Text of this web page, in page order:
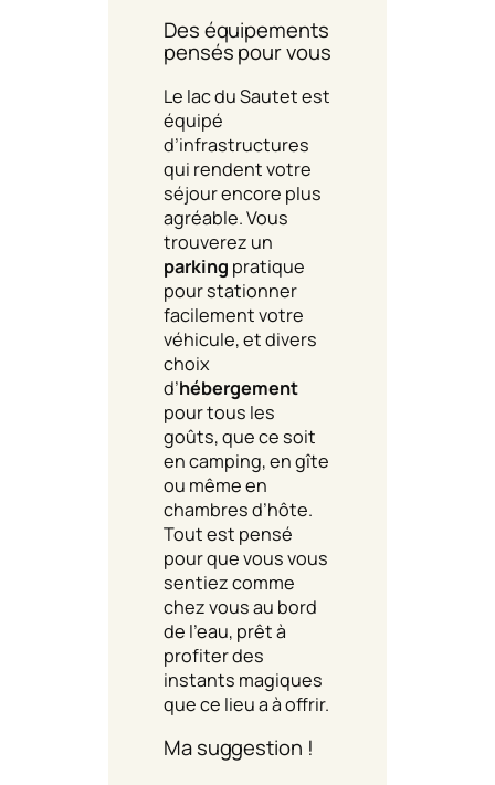
Des équipements
pensés pour vous
Le lac du Sautet est
équipé
d’infrastructures
qui rendent votre
séjour encore plus
agréable. Vous
trouverez un
parking pratique
pour stationner
facilement votre
véhicule, et divers
choix
d’hébergement
pour tous les
goûts, que ce soit
en camping, en gîte
ou même en
chambres d’hôte.
Tout est pensé
pour que vous vous
sentiez comme
chez vous au bord
de l’eau, prêt à
profiter des
instants magiques
que ce lieu a à offrir.
Ma suggestion !